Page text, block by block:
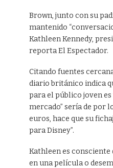
Brown, junto con su
mantenido
Kathleen Kennedy,
reporta El Espectador.
Citando fuentes
diario británico indica
para el público joven es
mercado” sería de por
euros, hace que su
para Disney”.
Kathleen es consciente
en una película o